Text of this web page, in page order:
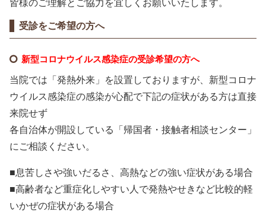
皆様のご理解とご協力を宜しくお願いいたします。
受診をご希望の方へ
新型コロナウイルス感染症の受診希望の方へ
当院では「発熱外来」を設置しておりますが、新型コロナ
ウイルス感染症の感染が心配で下記の症状がある方は直接
来院せず
各自治体が開設している「帰国者・接触者相談センター」
にご相談ください。
■息苦しさや強いだるさ、高熱などの強い症状がある場合
■高齢者など重症化しやすい人で発熱やせきなど比較的軽
いかぜの症状がある場合